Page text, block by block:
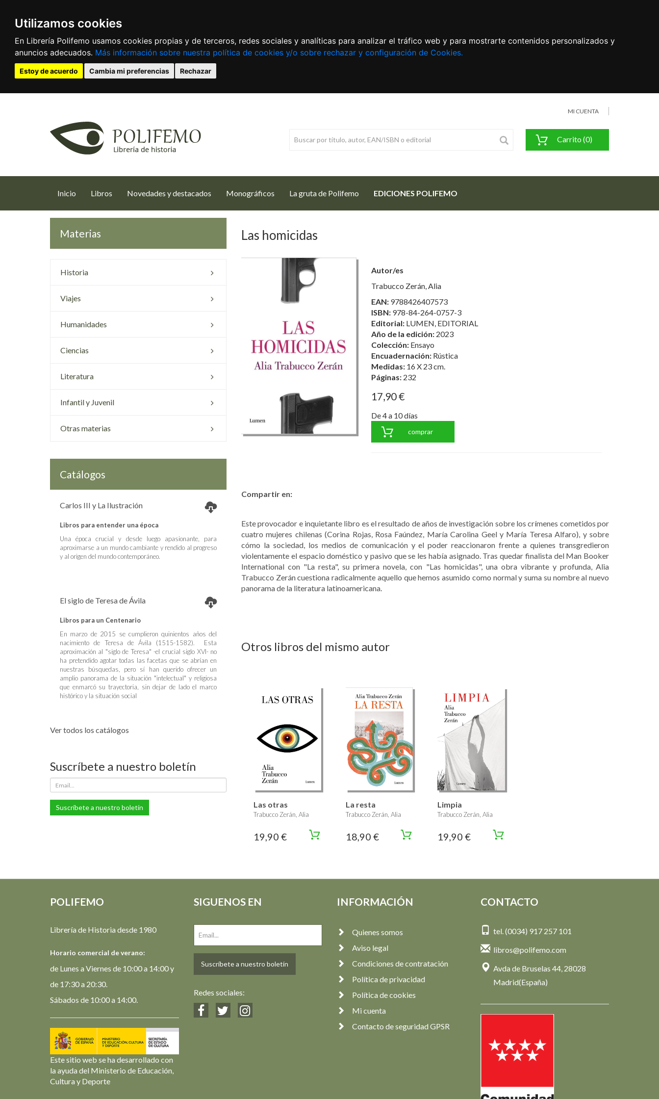
Utilizamos cookies
En Librería Polifemo usamos cookies propias y de terceros, redes sociales y analíticas para analizar el tráfico web y para mostrarte contenidos personalizados y
anuncios adecuados. Más información sobre nuestra política de cookies y/o sobre rechazar y configuración de Cookies.
Estoy de acuerdo Cambia mi preferencias Rechazar
MI CUENTA
Carrito (0)
Inicio (current)
Libros Novedades y destacados Monográficos La gruta de Polifemo EDICIONES POLIFEMO
Materias
Historia
Viajes
Humanidades
Ciencias
Literatura
Infantil y Juvenil
Otras materias
Catálogos
Carlos III y La Ilustración
Libros para entender una época
Una época crucial y desde luego apasionante, para
aproximarse a un mundo cambiante y rendido al progreso
y al origen del mundo contemporáneo.
El siglo de Teresa de Ávila
Libros para un Centenario
En marzo de 2015 se cumplieron quinientos años del
nacimiento de Teresa de Ávila (1515-1582). Esta
aproximación al "siglo de Teresa" -el crucial siglo XVI- no
ha pretendido agotar todas las facetas que se abrían en
nuestras búsquedas, pero sí han querido ofrecer un
amplio panorama de la situación "intelectual" y religiosa
que enmarcó su trayectoria, sin dejar de lado el marco
histórico y la situación social
Ver todos los catálogos
Suscríbete a nuestro boletín
Suscríbete a nuestro boletín
Las homicidas
Autor/es
Trabucco Zerán, Alia
EAN: 9788426407573
ISBN: 978-84-264-0757-3
Editorial: LUMEN, EDITORIAL
Año de la edición: 2023
Colección: Ensayo
Encuadernación: Rústica
Medidas: 16 X 23 cm.
Páginas: 232
17,90 €
De 4 a 10 días
comprar
Compartir en:
Este provocador e inquietante libro es el resultado de años de investigación sobre los crímenes cometidos por
cuatro mujeres chilenas (Corina Rojas, Rosa Faúndez, María Carolina Geel y María Teresa Alfaro), y sobre
cómo la sociedad, los medios de comunicación y el poder reaccionaron frente a quienes transgredieron
violentamente el espacio doméstico y pasivo que se les había asignado. Tras quedar finalista del Man Booker
International con "La resta", su primera novela, con "Las homicidas", una obra vibrante y profunda, Alia
Trabucco Zerán cuestiona radicalmente aquello que hemos asumido como normal y suma su nombre al nuevo
panorama de la literatura latinoamericana.
Otros libros del mismo autor
Las otras
Trabucco Zerán, Alia
19,90 €
La resta
Trabucco Zerán, Alia
18,90 €
Limpia
Trabucco Zerán, Alia
19,90 €
POLIFEMO
Librería de Historia desde 1980
Horario comercial de verano:
de Lunes a Viernes de 10:00 a 14:00 y
de 17:30 a 20:30.
Sábados de 10:00 a 14:00.
Este sitio web se ha desarrollado con
la ayuda del Ministerio de Educación,
Cultura y Deporte
SIGUENOS EN
Suscríbete a nuestro boletín
Redes sociales:
INFORMACIÓN
Quienes somos
Aviso legal
Condiciones de contratación
Política de privacidad
Política de cookies
Mi cuenta
Contacto de seguridad GPSR
CONTACTO
tel. (0034) 917 257 101
libros@polifemo.com
Avda de Bruselas 44, 28028
Madrid(España)